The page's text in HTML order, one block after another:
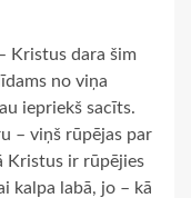
Kristus dara šim
no viņa
iepriekš sacīts.
– viņš rūpējas par
Kristus ir rūpējies
kalpa labā, jo – kā